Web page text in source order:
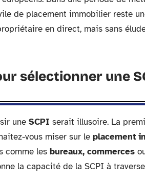
de placement immobilier reste
en direct, mais sans
sélectionner une
une SCPI serait illusoire. La
vous miser sur le placement
comme les bureaux, commerces
la capacité de la SCPI à